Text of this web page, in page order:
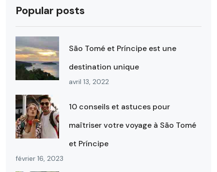
Popular posts
São Tomé et Príncipe est une
destination unique
avril 13, 2022
10 conseils et astuces pour
maîtriser votre voyage à São Tomé
et Príncipe
février 16, 2023